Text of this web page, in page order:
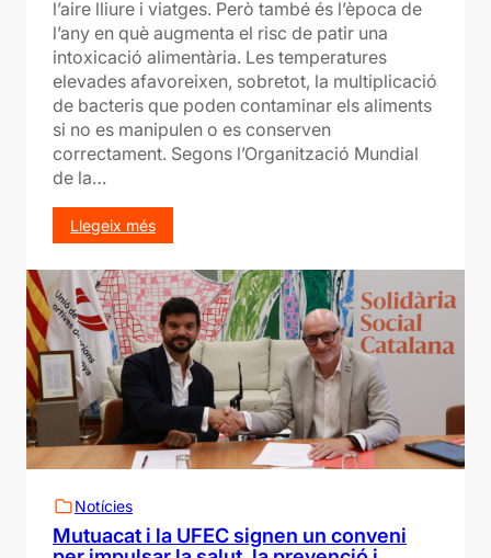
l’aire lliure i viatges. Però també és l’època de
l’any en què augmenta el risc de patir una
intoxicació alimentària. Les temperatures
elevades afavoreixen, sobretot, la multiplicació
de bacteris que poden contaminar els aliments
si no es manipulen o es conserven
correctament. Segons l’Organització Mundial
de la…
Llegeix més:
C
o
m
p
r
e
r
Notícies
Mutuacat i la UFEC signen un conveni